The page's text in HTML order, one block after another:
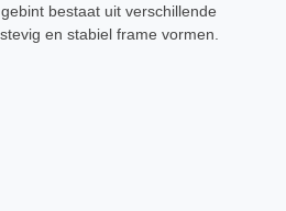
bestaat uit verschillende
en stabiel frame vormen.